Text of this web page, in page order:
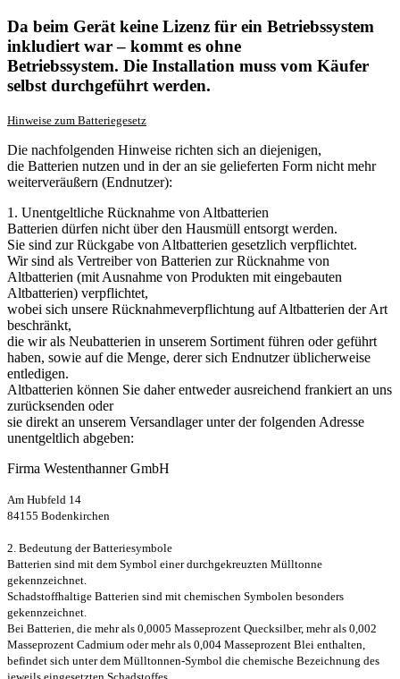
Da beim Gerät keine Lizenz für ein Betriebssystem
inkludiert war – kommt es ohne
Betriebssystem. Die Installation muss vom Käufer
selbst durchgeführt werden.
Hinweise zum Batteriegesetz
Die nachfolgenden Hinweise richten sich an diejenigen,
die Batterien nutzen und in der an sie gelieferten Form nicht mehr
weiterveräußern (Endnutzer):
1. Unentgeltliche Rücknahme von Altbatterien
Batterien dürfen nicht über den Hausmüll entsorgt werden.
Sie sind zur Rückgabe von Altbatterien gesetzlich verpflichtet.
Wir sind als Vertreiber von Batterien zur Rücknahme von
Altbatterien (mit Ausnahme von Produkten mit eingebauten
Altbatterien) verpflichtet,
wobei sich unsere Rücknahmeverpflichtung auf Altbatterien der Art
beschränkt,
die wir als Neubatterien in unserem Sortiment führen oder geführt
haben, sowie auf die Menge, derer sich Endnutzer üblicherweise
entledigen.
Altbatterien können Sie daher entweder ausreichend frankiert an uns
zurücksenden oder
sie direkt an unserem Versandlager unter der folgenden Adresse
unentgeltlich abgeben:
Firma Westenthanner GmbH
Am Hubfeld 14
84155 Bodenkirchen
2. Bedeutung der Batteriesymbole
Batterien sind mit dem Symbol einer durchgekreuzten Mülltonne
gekennzeichnet.
Schadstoffhaltige Batterien sind mit chemischen Symbolen besonders
gekennzeichnet.
Bei Batterien, die mehr als 0,0005 Masseprozent Quecksilber, mehr als 0,002
Masseprozent Cadmium oder mehr als 0,004 Masseprozent Blei enthalten,
befindet sich unter dem Mülltonnen-Symbol die chemische Bezeichnung des